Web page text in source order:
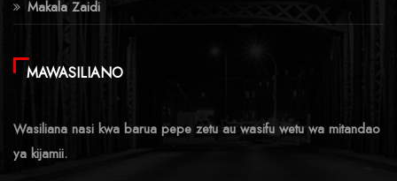
Makala Zaidi
MAWASILIANO
Wasiliana nasi kwa barua pepe zetu au wasifu wetu wa mitandao
ya kijamii.